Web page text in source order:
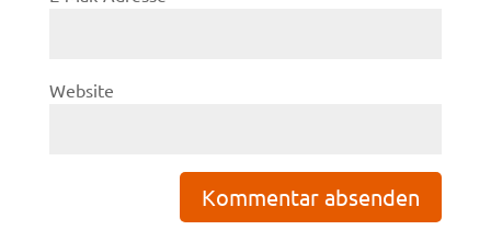
Website